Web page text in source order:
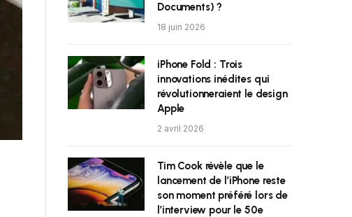
Documents) ?
18 juin 2026
iPhone Fold : Trois
innovations inédites qui
révolutionneraient le design
Apple
2 avril 2026
Tim Cook révèle que le
lancement de l’iPhone reste
son moment préféré lors de
l’interview pour le 50e